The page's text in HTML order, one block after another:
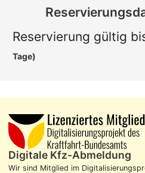
Reservierung gültig
Tage)
Digitale Kfz-Abmeldung
Wir sind Mitglied im